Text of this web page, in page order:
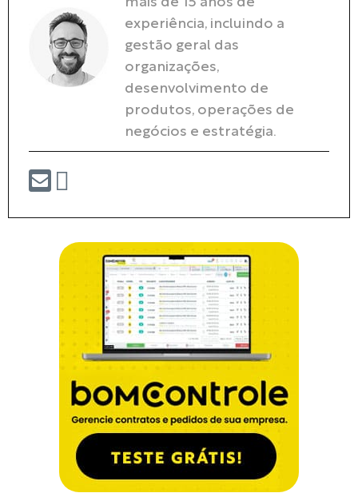
mais de 15 anos de
experiência, incluindo a
gestão geral das
organizações,
desenvolvimento de
produtos, operações de
negócios e estratégia.